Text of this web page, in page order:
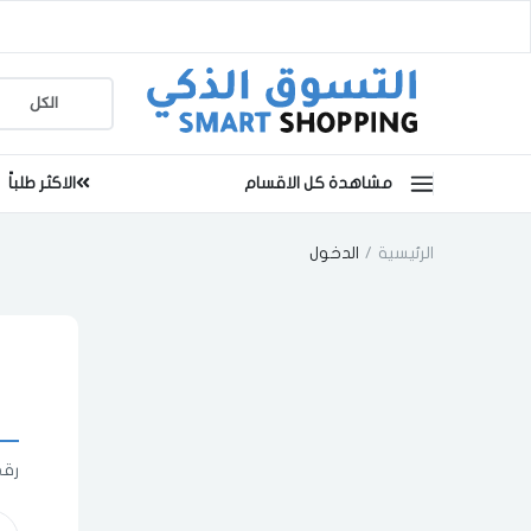
مشاهدة كل الاقسام الاكثر طلباً
الرئيسية الدخول